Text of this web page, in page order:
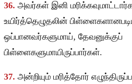
36. அவர்கள் இனி
உயிர்த்தெழுதலின்
ஒப்பானவர்களுமாய், தேவனுக்குப்
பிள்ளைகளுமாயிருப்பார்கள்.
37. அன்றியும் மரித்தோர்